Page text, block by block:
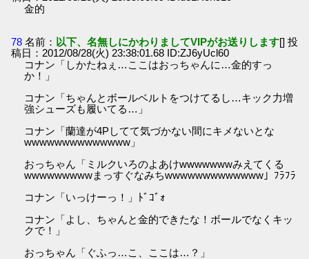
金的
78 名前： 以下、名無しにかわりましてVIPがお送りします[] 投
稿日：2012/08/28(火) 23:38:01.68 ID:ZJ6yUcl60
コナン「しかたねぇ…ここはおっちゃんに…金的すっ
か！」
コナン「ちゃんとボールベルトをつけてるし…キック力増
強シューズも履いてる…」
コナン「蘭達が4Pしてて気づかない間にキメないとな
wwwwwwwwwwwwww」
おっちゃん「ミルクいろのよあけwwwwwwwみえてくる
wwwwwwwwwまっすぐなみちwwwwwwwwwwwww」ﾌﾗﾌﾗ
コナン「いっけーっ！」ﾄﾞｺﾞｫ
コナン「よし、ちゃんと金的できたな！ボールでなくキッ
クで！」
おっちゃん「ぐふっ…こ、ここは…？」